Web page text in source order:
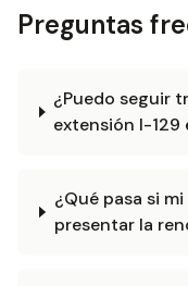
Preguntas
¿Puedo seguir
extensión I-129
¿Qué pasa si
presentar la